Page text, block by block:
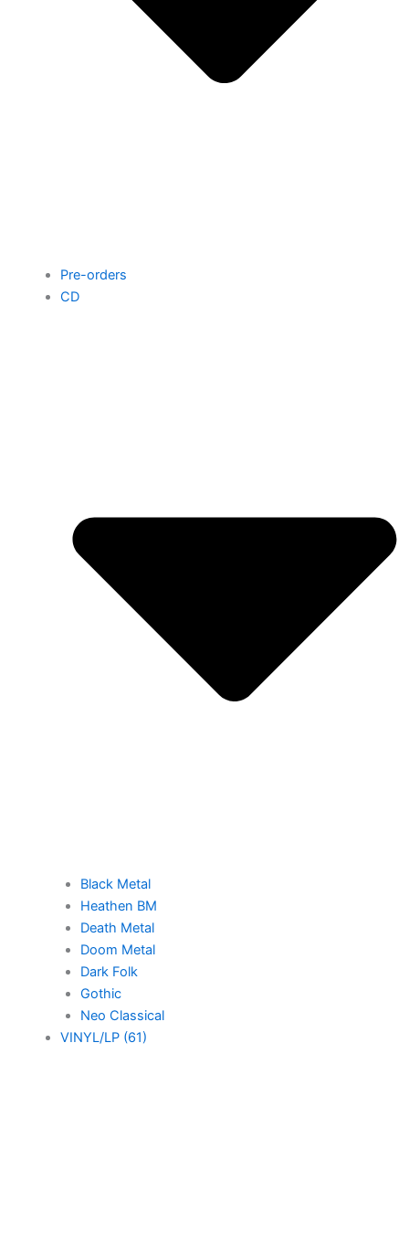
Pre-orders
CD
Black Metal
Heathen BM
Death Metal
Doom Metal
Dark Folk
Gothic
Neo Classical
VINYL/LP (61)